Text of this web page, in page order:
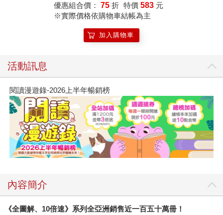
優惠組合價： 75 折 特價 583 元
※實際價格依購物車結帳為主
加入購物車
活動訊息
閱讀漫遊錄-2026上半年暢銷榜
內容簡介
《全圖解、10倍速》系列全亞洲銷售近一百五十萬冊！